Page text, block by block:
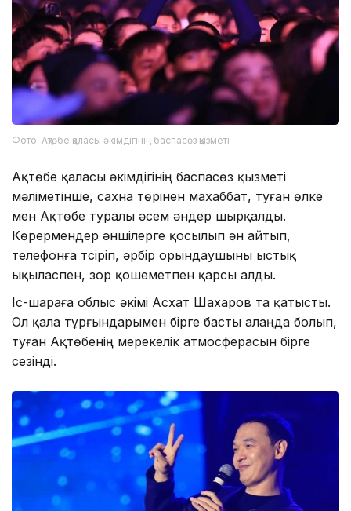
Фото: Ақтөбе қаласы әкімдігінің баспасөз қызметі
Ақтөбе қаласы әкімдігінің баспасөз қызметі
мәліметінше, сахна төрінен махаббат, туған өлке
мен Ақтөбе туралы әсем әндер шырқалды.
Көрермендер әншілерге қосылып ән айтып,
телефонға түсіріп, әрбір орындаушыны ыстық
ықыласпен, зор қошеметпен қарсы алды.
Іс-шараға облыс әкімі Асхат Шахаров та қатысты.
Ол қала тұрғындарымен бірге басты алаңда болып,
туған Ақтөбенің мерекелік атмосферасын бірге
сезінді.